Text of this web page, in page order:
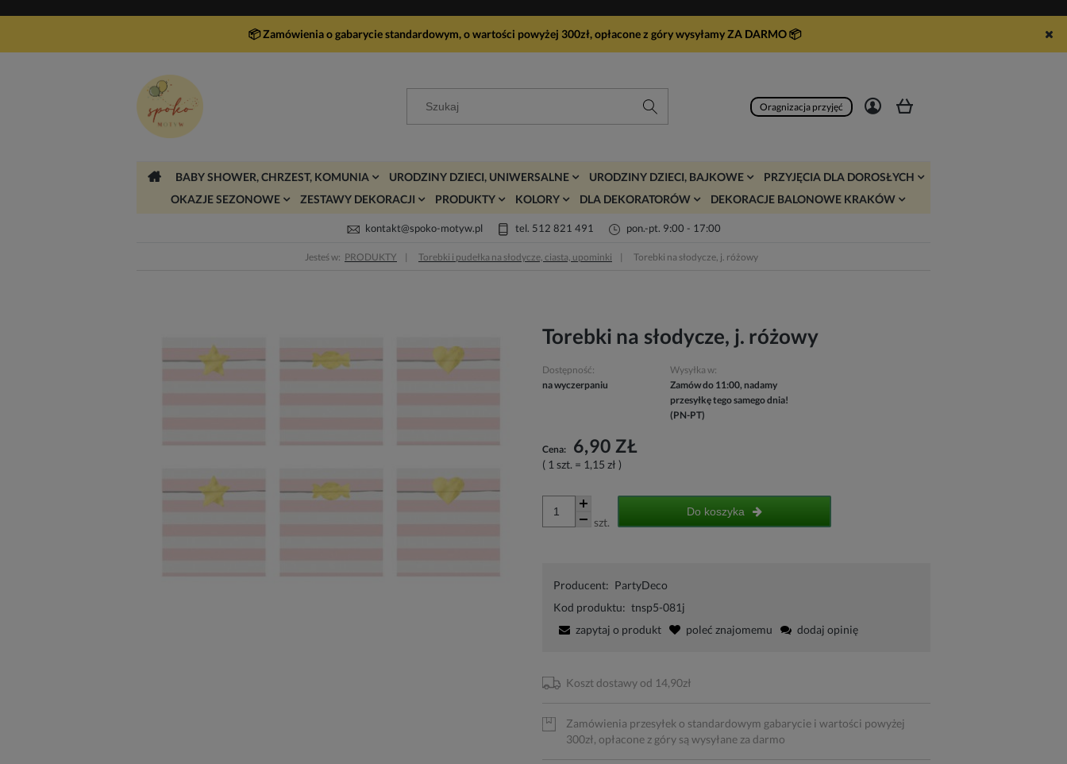
📦 Zamówienia o gabarycie standardowym, o wartości powyżej 300zł, opłacone z góry wysyłamy ZA DARMO📦
Oragnizacja przyjęć
BABY SHOWER, CHRZEST, KOMUNIA URODZINY DZIECI, UNIWERSALNE URODZINY DZIECI, BAJKOWE
PRZYJĘCIA DLA DOROSŁYCH
OKAZJE SEZONOWE
ZESTAWY DEKORACJI PRODUKTY KOLORY DLA DEKORATORÓW DEKORACJE BALONOWE KRAKÓW
kontakt@spoko-motyw.pl tel. 512 821 491 pon.-pt. 9:00 - 17:00
Jesteś w: PRODUKTY Torebki i pudełka na słodycze, ciasta, upominki Torebki na słodycze, j. różowy
Torebki na słodycze, j. różowy
Dostępność:
na wyczerpaniu
Wysyłka w:
Zamów do 11:00, nadamy
przesyłkę tego samego dnia!
(PN-PT)
Cena: 6,90 ZŁ
( 1 szt. = 1,15 zł )
szt.
Do koszyka
Producent: PartyDeco
Kod produktu: tnsp5-081j
zapytaj o produkt
poleć znajomemu dodaj opinię
Koszt dostawy od 14,90zł
Zamówienia przesyłek o standardowym gabarycie i wartości powyżej
300zł, opłacone z góry są wysyłane za darmo